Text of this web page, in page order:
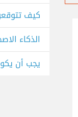
الذكاء